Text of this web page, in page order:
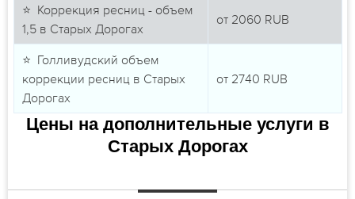
⭐ Коррекция ресниц - объем
1,5 в Старых Дорогах
от 2060 RUB
⭐ Голливудский объем
коррекции ресниц в Старых
Дорогах
от 2740 RUB
Цены на дополнительные услуги в
Старых Дорогах